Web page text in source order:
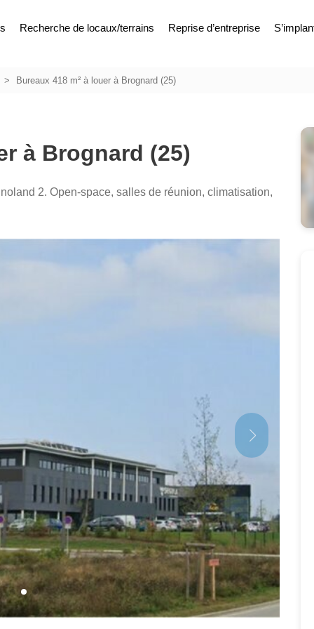
Recherche de locaux/terrains Reprise d’entreprise
Bureaux 418 m² à louer à Brognard (25)
à Brognard (25)
2. Open-space, salles de réunion, climatisation,